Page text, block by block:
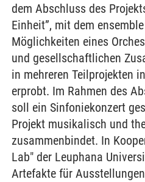
dem Abschluss des
Einheit”, mit dem
Möglichkeiten eines
und gesellschaftlichen
in mehreren Teilprojekten
erprobt. Im Rahmen des
soll ein Sinfoniekonzert
Projekt musikalisch und
zusammenbindet. In
Lab" der Leuphana
Artefakte für